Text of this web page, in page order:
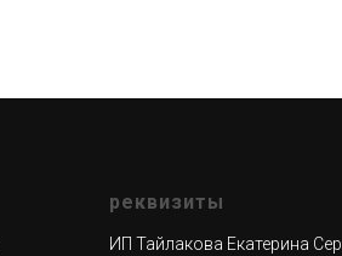
реквизиты
ИП Тайлакова Екатерина